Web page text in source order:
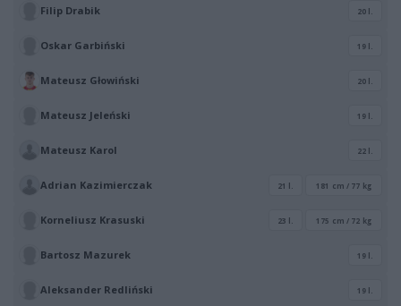
Filip Drabik 20 l.
Oskar Garbiński 19 l.
Mateusz Głowiński 20 l.
Mateusz Jeleński 19 l.
Mateusz Karol 22 l.
Adrian Kazimierczak 21 l. 181 cm / 77 kg
Korneliusz Krasuski 23 l. 175 cm / 72 kg
Bartosz Mazurek 19 l.
Aleksander Redliński 19 l.